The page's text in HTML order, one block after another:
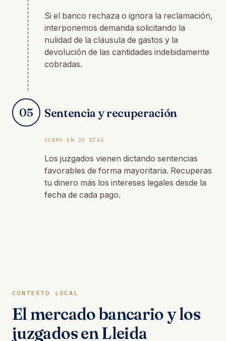
Si el banco rechaza o ignora la reclamación,
interponemos demanda solicitando la
nulidad de la cláusula de gastos y la
devolución de las cantidades indebidamente
cobradas.
05 Sentencia y recuperación
COBRO EN 30 DÍAS
Los juzgados vienen dictando sentencias
favorables de forma mayoritaria. Recuperas
tu dinero más los intereses legales desde la
fecha de cada pago.
CONTEXTO LOCAL
El mercado bancario y los
juzgados en Lleida